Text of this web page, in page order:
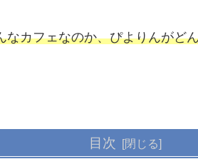
なカフェなのか、ぴよりんがど
目次